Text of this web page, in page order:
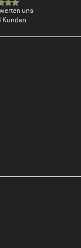
uns
Kunden